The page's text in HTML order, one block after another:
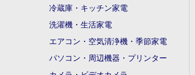
冷蔵庫・キッチン家電
洗濯機・生活家電
エアコン・空気清浄機・季節家電
パソコン・周辺機器・プリンター